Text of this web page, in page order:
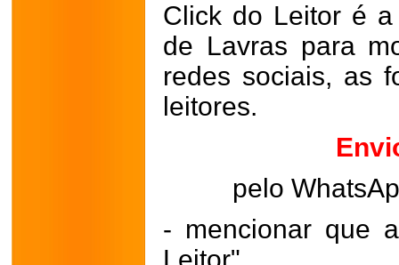
Click do Leitor é
de Lavras para
redes sociais, as
leitores.
pelo
- mencionar que